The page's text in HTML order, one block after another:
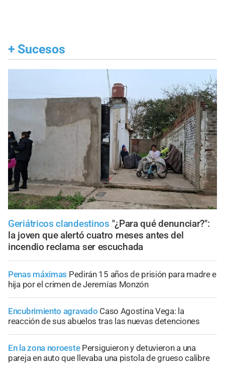
+ Sucesos
Geriátricos clandestinos "¿Para qué denunciar?":
la joven que alertó cuatro meses antes del
incendio reclama ser escuchada
Penas máximas Pedirán 15 años de prisión para madre e
hija por el crimen de Jeremías Monzón
Encubrimiento agravado Caso Agostina Vega: la
reacción de sus abuelos tras las nuevas detenciones
En la zona noroeste Persiguieron y detuvieron a una
pareja en auto que llevaba una pistola de grueso calibre